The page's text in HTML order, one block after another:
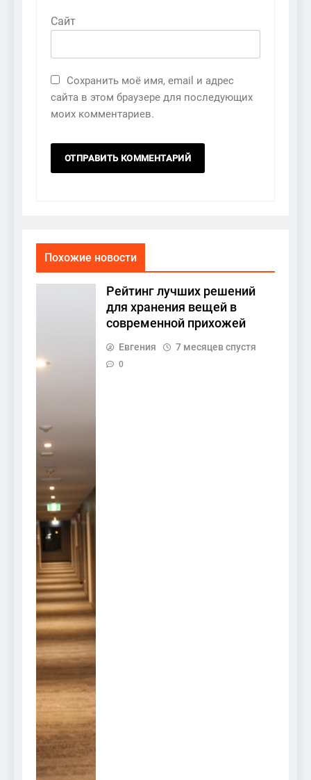
Сайт
Сохранить моё имя, email и адрес
сайта в этом браузере для последующих
моих комментариев.
Похожие новости
Рейтинг лучших решений
для хранения вещей в
современной прихожей
Евгения 7 месяцев спустя
0